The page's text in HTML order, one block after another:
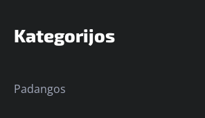
Kategorijos
Padangos